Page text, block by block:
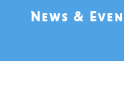
News &